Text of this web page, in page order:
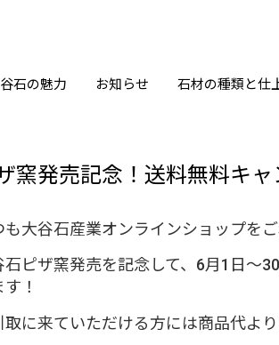
石の魅力 お知らせ 石材の種類と仕
窯発売記念！送料無料キャ
も大谷石産業オンラインショップを
石ピザ窯発売を記念して、6月1日～
！
取に来ていただける方には商品代よ